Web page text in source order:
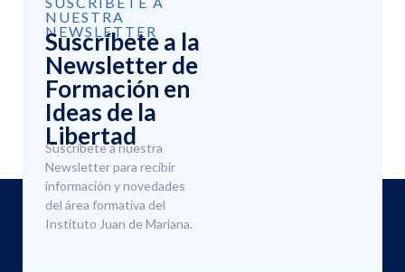
NUESTRA
NEWSLETTER
Suscríbete a la
Newsletter de
Formación en
Ideas de la
Libertad
Suscríbete a nuestra
Newsletter para recibir
información y novedades
del área formativa del
Instituto Juan de Mariana.